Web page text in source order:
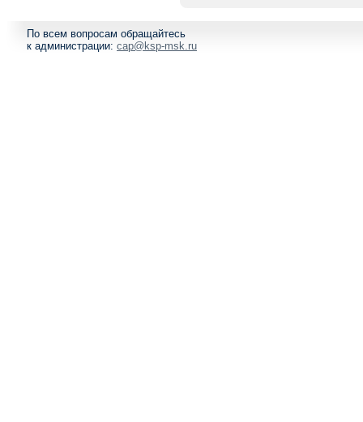
По всем вопросам обращайтесь
к администрации: cap@ksp-msk.ru